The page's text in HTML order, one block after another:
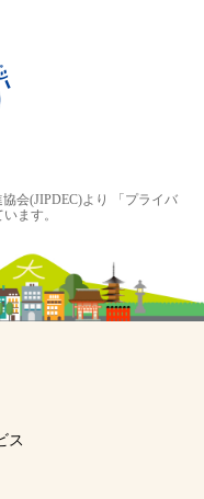
会(JIPDEC)より 「プライバ
ます。
ス